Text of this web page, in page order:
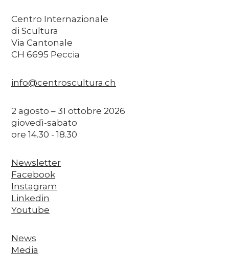
Centro Internazionale
di Scultura
Via Cantonale
CH 6695 Peccia
info@centroscultura.ch
2 agosto – 31 ottobre 2026
giovedì-sabato
ore 14.30 - 18.30
Newsletter
Facebook
Instagram
Linkedin
Youtube
News
Media